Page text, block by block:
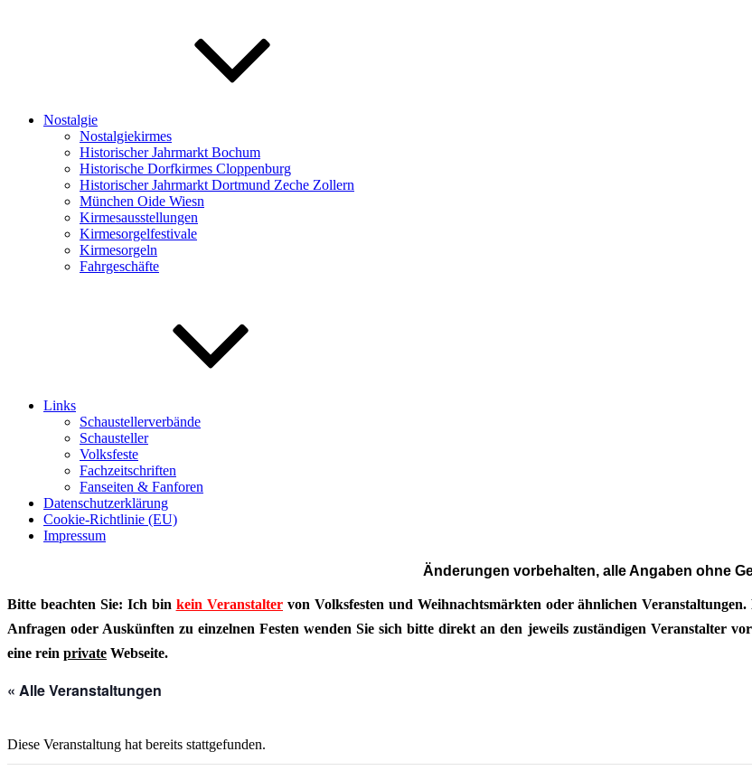
Nostalgie
Nostalgiekirmes
Historischer Jahrmarkt Bochum
Historische Dorfkirmes Cloppenburg
Historischer Jahrmarkt Dortmund Zeche Zollern
München Oide Wiesn
Kirmesausstellungen
Kirmesorgelfestivale
Kirmesorgeln
Fahrgeschäfte
Links
Schaustellerverbände
Schausteller
Volksfeste
Fachzeitschriften
Fanseiten & Fanforen
Datenschutzerklärung
Cookie-Richtlinie (EU)
Impressum
Änderungen vorbehalten, alle Angaben ohne
Bitte beachten Sie: Ich bin kein Veranstaltervon Volksfesten und Weihnachtsmärkten oder ähnlichen
Anfragen oder Auskünften zu einzelnen Festen wenden Sie sich bitte direkt an den jeweils zuständigen Veranstalter
eine rein private Webseite.
« Alle Veranstaltungen
Diese Veranstaltung hat bereits stattgefunden.